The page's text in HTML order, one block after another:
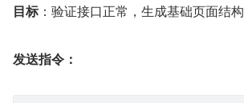
目标：验证接口正常，生成基础页面结构
发送指令：